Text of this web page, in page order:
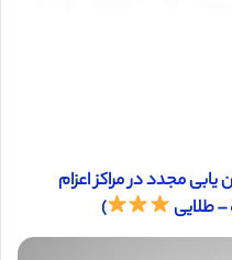
مجدد در مراکز اعزام
)